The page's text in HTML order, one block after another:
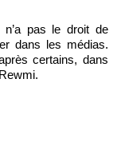
n’a pas le droit de
dans les médias.
certains, dans